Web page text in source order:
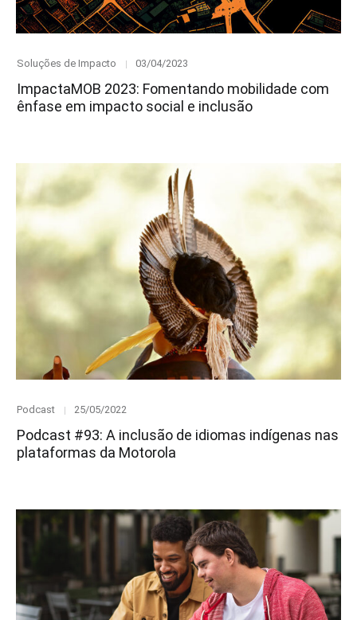
Category
Soluções de Impacto
Posted
03/04/2023
ImpactaMOB 2023: Fomentando mobilidade com
ênfase em impacto social e inclusão
Category
Podcast
Posted
25/05/2022
Podcast #93: A inclusão de idiomas indígenas nas
plataformas da Motorola